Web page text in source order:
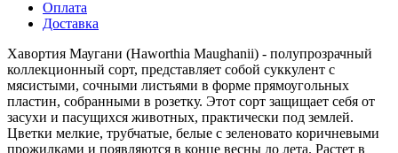
Оплата
Доставка
Хавортия Маугани (Haworthia Maughanii) - полупрозрачный
коллекционный сорт, представляет собой суккулент с
мясистыми, сочными листьями в форме прямоугольных
пластин, собранными в розетку. Этот сорт защищает себя от
засухи и пасущихся животных, практически под землей.
Цветки мелкие, трубчатые, белые с зеленовато коричневыми
прожилками и появляются в конце весны до лета. Растет в